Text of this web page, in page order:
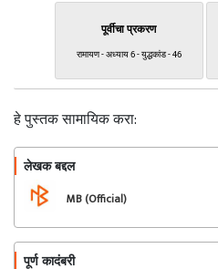
पूर्वीचा प्रकरण
रामायण - अध्याय 6 - युद्धकांड - 46
हे पुस्तक सामायिक करा:
लेखक बद्दल
MB (Official)
पूर्ण कादंबरी